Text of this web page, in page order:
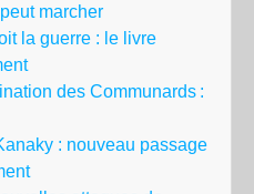
marcher
la guerre : le livre
des Communards :
: nouveau passage